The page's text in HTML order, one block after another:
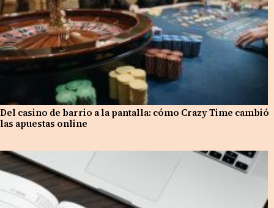
Del casino de barrio a la pantalla: cómo Crazy Time cambió
las apuestas online